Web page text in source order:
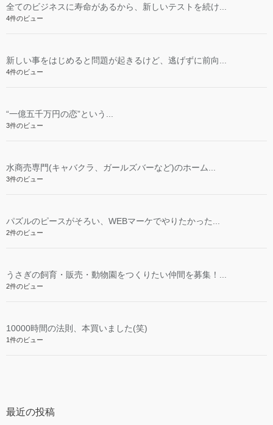
全てのビジネスに寿命があるから、新しいテストを続け...
4件のビュー
新しい事をはじめると問題が起きるけど、逃げずに前向...
4件のビュー
“一億五千万円の恋”という...
3件のビュー
水商売専門(キャバクラ、ガールズバーなど)のホーム...
3件のビュー
パズルのピースがそろい、WEBマーケでやりたかった...
2件のビュー
うさぎの飼育・販売・動物園をつくりたい仲間を募集！...
2件のビュー
10000時間の法則、本買いました(笑)
1件のビュー
最近の投稿